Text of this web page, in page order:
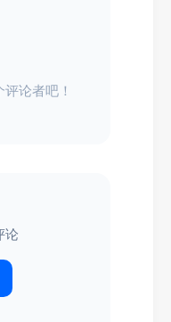
论者吧！
论